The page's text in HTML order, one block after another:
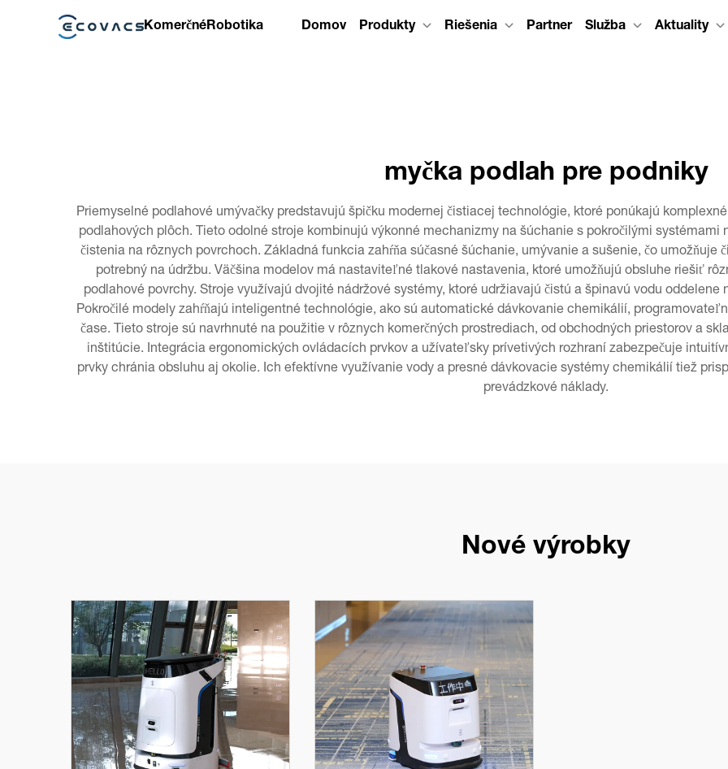
KomerčnéRobotika Domov Produkty Riešenia Partner Služba Aktuality
myčka podlah pre podniky
Priemyselné podlahové umývačky predstavujú špičku modernej čistiacej technológie, ktoré ponúkajú
podlahových plôch. Tieto odolné stroje kombinujú výkonné mechanizmy na šúchanie s pokročilými systémami
čistenia na rôznych povrchoch. Základná funkcia zahŕňa súčasné šúchanie, umývanie a sušenie, čo umožňuje
potrebný na údržbu. Väčšina modelov má nastaviteľné tlakové nastavenia, ktoré umožňujú obsluhe riešiť
podlahové povrchy. Stroje využívajú dvojité nádržové systémy, ktoré udržiavajú čistú a špinavú vodu
Pokročilé modely zahŕňajú inteligentné technológie, ako sú automatické dávkovanie chemikálií,
čase. Tieto stroje sú navrhnuté na použitie v rôznych komerčných prostrediach, od obchodných priestorov a
inštitúcie. Integrácia ergonomických ovládacích prvkov a užívateľsky prívetivých rozhraní zabezpečuje
prvky chránia obsluhu aj okolie. Ich efektívne využívanie vody a presné dávkovacie systémy chemikálií tiež
prevádzkové náklady.
Nové výrobky